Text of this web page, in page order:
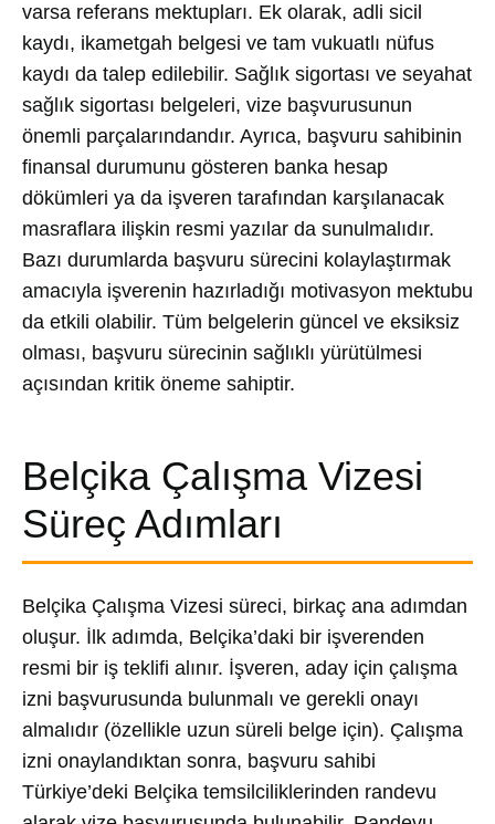
varsa referans mektupları. Ek olarak, adli sicil
kaydı, ikametgah belgesi ve tam vukuatlı nüfus
kaydı da talep edilebilir. Sağlık sigortası ve seyahat
sağlık sigortası belgeleri, vize başvurusunun
önemli parçalarındandır. Ayrıca, başvuru sahibinin
finansal durumunu gösteren banka hesap
dökümleri ya da işveren tarafından karşılanacak
masraflara ilişkin resmi yazılar da sunulmalıdır.
Bazı durumlarda başvuru sürecini kolaylaştırmak
amacıyla işverenin hazırladığı motivasyon mektubu
da etkili olabilir. Tüm belgelerin güncel ve eksiksiz
olması, başvuru sürecinin sağlıklı yürütülmesi
açısından kritik öneme sahiptir.
Belçika Çalışma Vizesi
Süreç Adımları
Belçika Çalışma Vizesi süreci, birkaç ana adımdan
oluşur. İlk adımda, Belçika’daki bir işverenden
resmi bir iş teklifi alınır. İşveren, aday için çalışma
izni başvurusunda bulunmalı ve gerekli onayı
almalıdır (özellikle uzun süreli belge için). Çalışma
izni onaylandıktan sonra, başvuru sahibi
Türkiye’deki Belçika temsilciliklerinden randevu